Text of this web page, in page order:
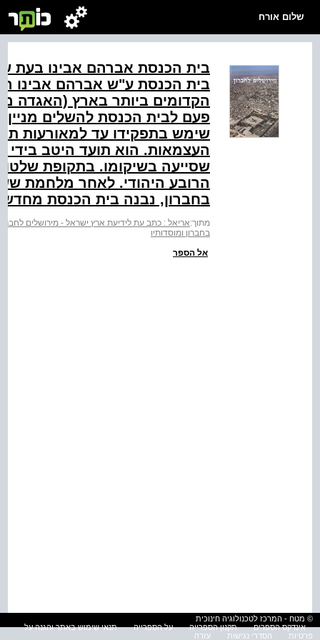
שלום אורח
בית הכנסת אברהם אבינו בעת
בית הכנסת ע"ש אברהם אבינו
הקדומים ביותר בארץ (האגדה
שימש בתפקידו עד למאורעות
העצמאות. הוא תועד היטב בידי
שסייעה בשיקומו. בתקופת
הרובע היהודי. לאחר מלחמת
בחברון, נבנה בית הכנסת מחדש
מתוך:אריאל : כתב עת לידיעת ארץ ישראל - מירושלים לחברון
בחברון ומוסדותיו
אל הספר
© מטח - המרכז לטכנולוגיה חינוכית
אינדקס הספרים
תקנון הספרייה על הספרייה
תנאי שימוש באתר והגנה על
פרטיות
הסדרי נגישות עזרה